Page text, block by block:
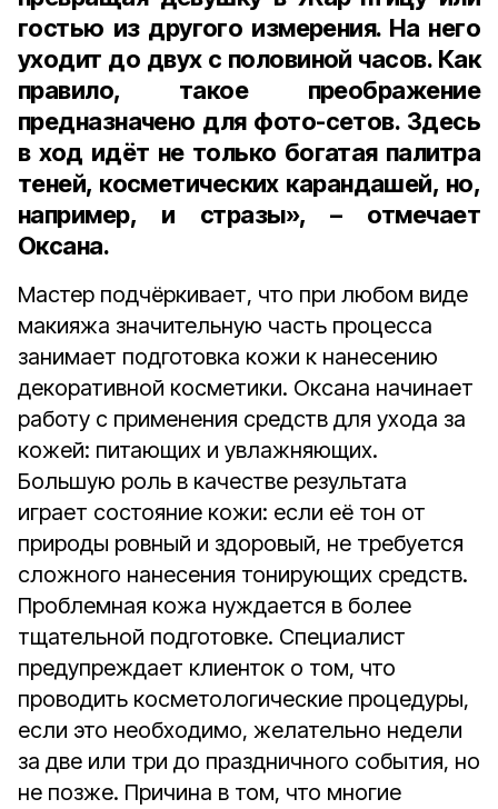
гостью из другого измерения. На него
уходит до двух с половиной часов. Как
правило, такое преображение
предназначено для фото-сетов. Здесь
в ход идёт не только богатая палитра
теней, косметических карандашей, но,
например, и стразы», – отмечает
Оксана.
Мастер подчёркивает, что при любом виде
макияжа значительную часть процесса
занимает подготовка кожи к нанесению
декоративной косметики. Оксана начинает
работу с применения средств для ухода за
кожей: питающих и увлажняющих.
Большую роль в качестве результата
играет состояние кожи: если её тон от
природы ровный и здоровый, не требуется
сложного нанесения тонирующих средств.
Проблемная кожа нуждается в более
тщательной подготовке. Специалист
предупреждает клиенток о том, что
проводить косметологические процедуры,
если это необходимо, желательно недели
за две или три до праздничного события, но
не позже. Причина в том, что многие